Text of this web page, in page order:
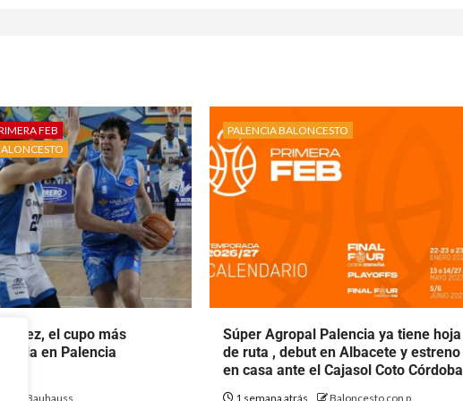
FEB
el cupo más
en Palencia
Bauhauss
PALENCIA BALONCESTO
Súper Agropal Palencia ya tiene hoja
de ruta , debut en Albacete y estreno
en casa ante el Cajasol Coto Córdoba
1 semana atrás Baloncesto con p